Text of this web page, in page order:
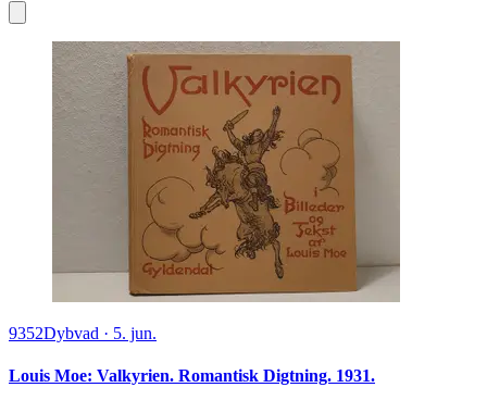
9352Dybvad · 5. jun.
Louis Moe: Valkyrien. Romantisk Digtning. 1931.